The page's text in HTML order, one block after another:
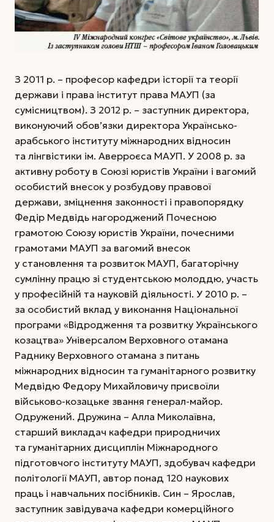
З 2011 р. – професор кафедри історії та теорії
держави і права інститут права МАУП (за
сумісництвом). З 2012 р. – заступник директора,
виконуючий обов’язки директора Українсько-
арабського інституту міжнародних відносин
та лінгвістики ім. Аверроєса МАУП. У 2008 р. за
активну роботу в Союзі юристів України і вагомий
особистий внесок у розбудову правової
держави, зміцнення законності і правопорядку
Федір Медвідь нагороджений Почесною
грамотою Союзу юристів України, почесними
грамотами МАУП за вагомий внесок
у становлення та розвиток МАУП, багаторічну
сумлінну працю зі студентською молоддю, участь
у професійній та науковій діяльності. У 2010 р. –
за особистий вклад у виконання Національної
програми «Відродження та розвитку Українського
козацтва» Універсалом Верховного отамана
Раднику Верховного отамана з питань
міжнародних відносин та гуманітарного розвитку
Медвідю Федору Михайловичу присвоїли
військово-козацьке звання генерал-майор.
Одружений. Дружина – Алла Миколаївна,
старший викла­дач кафедри природничих
та гуманітарних дисциплін Міжнародного
підготовчого інституту МАУП, здобувач кафедри
політології МАУП, автор понад 120 наукових
праць і навчальних посібників. Син – Ярослав,
заступник завідувача кафедри комерційного